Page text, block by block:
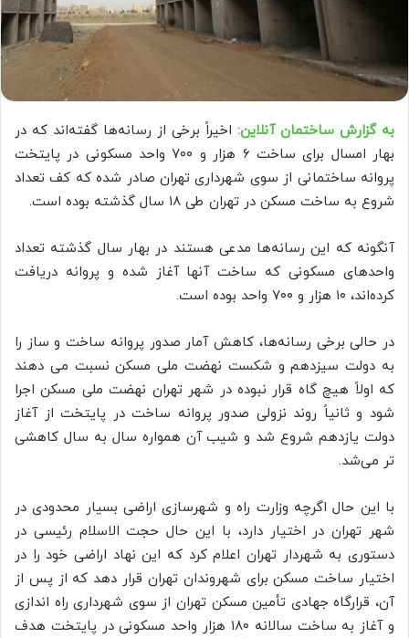
به گزارش ساختمان آنلاین: اخیراً برخی از رسانه‌ها گفته‌اند که در
بهار امسال برای ساخت ۶ هزار و ۷۰۰ واحد مسکونی در پایتخت
پروانه ساختمانی از سوی شهرداری تهران صادر شده که کف تعداد
شروع به ساخت مسکن در تهران طی ۱۸ سال گذشته بوده است.
آنگونه که این رسانه‌ها مدعی هستند در بهار سال گذشته تعداد
واحدهای مسکونی که ساخت آنها آغاز شده و پروانه دریافت
کرده‌اند، ۱۰ هزار و ۷۰۰ واحد بوده است.
در حالی برخی رسانه‌ها، کاهش آمار صدور پروانه ساخت و ساز را
به دولت سیزدهم و شکست نهضت ملی مسکن نسبت می دهند
که اولاً هیچ گاه قرار نبوده در شهر تهران نهضت ملی مسکن اجرا
شود و ثانیاً روند نزولی صدور پروانه ساخت در پایتخت از آغاز
دولت یازدهم شروع شد و شیب آن همواره سال به سال کاهشی
تر می‌شد.
با این حال اگرچه وزارت راه و شهرسازی اراضی بسیار محدودی در
شهر تهران در اختیار دارد، با این حال حجت الاسلام رئیسی در
دستوری به شهردار تهران اعلام کرد که این نهاد اراضی خود را در
اختیار ساخت مسکن برای شهروندان تهران قرار دهد که از پس از
آن، قرارگاه جهادی تأمین مسکن تهران از سوی شهرداری راه اندازی
و آغاز به ساخت سالانه ۱۸۰ هزار واحد مسکونی در پایتخت هدف